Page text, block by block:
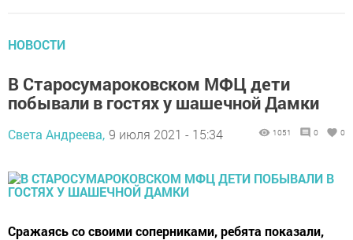
НОВОСТИ
В Старосумароковском МФЦ дети
побывали в гостях у шашечной Дамки
Света Андреева, 9 июля 2021 - 15:34 1051 0 0
Сражаясь со своими соперниками, ребята показали,